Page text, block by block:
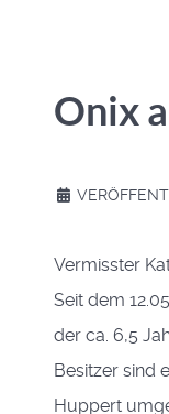
Onix
Vermisster
Seit dem
der ca. 6,5
Besitzer sind
Huppert